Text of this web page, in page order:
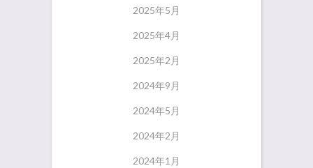
2025年5月
2025年4月
2025年2月
2024年9月
2024年5月
2024年2月
2024年1月